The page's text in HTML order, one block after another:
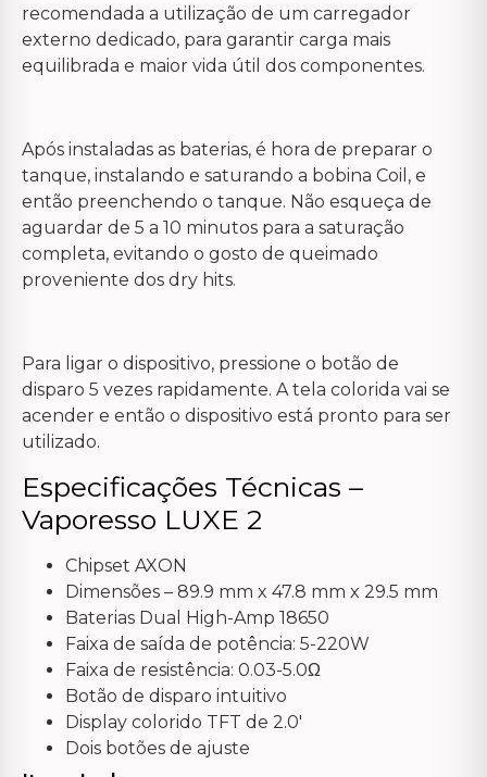
recomendada a utilização de um carregador
externo dedicado, para garantir carga mais
equilibrada e maior vida útil dos componentes.
Após instaladas as baterias, é hora de preparar o
tanque, instalando e saturando a bobina Coil, e
então preenchendo o tanque. Não esqueça de
aguardar de 5 a 10 minutos para a saturação
completa, evitando o gosto de queimado
proveniente dos dry hits.
Para ligar o dispositivo, pressione o botão de
disparo 5 vezes rapidamente. A tela colorida vai se
acender e então o dispositivo está pronto para ser
utilizado.
Especificações Técnicas –
Vaporesso LUXE 2
Chipset AXON
Dimensões – 89.9 mm x 47.8 mm x 29.5 mm
Baterias Dual High-Amp 18650
Faixa de saída de potência: 5-220W
Faixa de resistência: 0.03-5.0Ω
Botão de disparo intuitivo
Display colorido TFT de 2.0′
Dois botões de ajuste